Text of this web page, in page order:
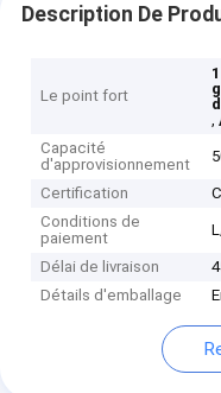
Description De
Le point fort
,
Capacité
d'approvisionnement
Certification
Conditions de
paiement
Délai de livraison
Détails d'emballage